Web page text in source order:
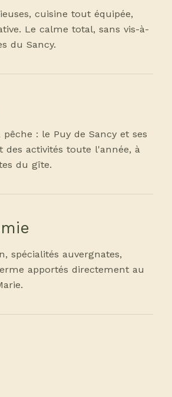
cuisine tout équipée,
Le calme total, sans vis-à-
du Sancy.
pêche : le Puy de Sancy et ses
des activités toute l'année, à
du gîte.
spécialités auvergnates,
apportés directement au